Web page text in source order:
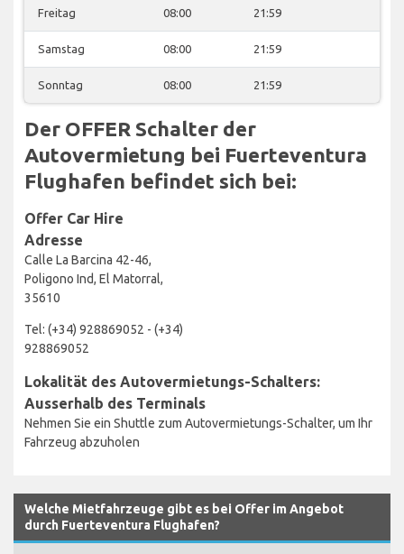
Freitag 08:00 21:59
Samstag 08:00 21:59
Sonntag 08:00 21:59
Der OFFER Schalter der
Autovermietung bei Fuerteventura
Flughafen befindet sich bei:
Offer Car Hire
Adresse
Calle La Barcina 42-46,
Poligono Ind, El Matorral,
35610
Tel: (+34) 928869052 - (+34)
928869052
Lokalität des Autovermietungs-Schalters:
Ausserhalb des Terminals
Nehmen Sie ein Shuttle zum Autovermietungs-Schalter, um Ihr
Fahrzeug abzuholen
Welche Mietfahrzeuge gibt es bei Offer im Angebot
durch Fuerteventura Flughafen?